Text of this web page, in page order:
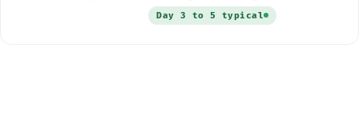
Day 3 to 5 typical